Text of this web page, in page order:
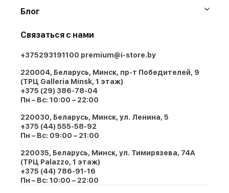
Блог
Связаться с нами
+375293191100 premium@i-store.by
220004, Беларусь, Минск, пр-т Победителей, 9
(ТРЦ Galleria Minsk, 1 этаж)
+375 (29) 386-78-04
Пн – Вс: 10:00 – 22:00
220030, Беларусь, Минск, ул. Ленина, 5
+375 (44) 555-58-92
Пн – Вс: 09:00 – 21:00
220035, Беларусь, Минск, ул. Тимирязева, 74A
(ТРЦ Palazzo, 1 этаж)
+375 (44) 786-91-16
Пн – Вс: 10:00 – 22:00